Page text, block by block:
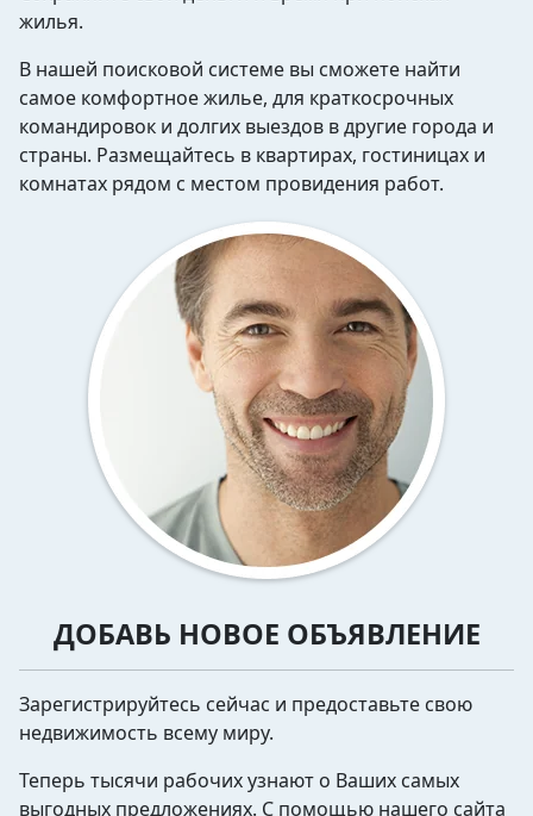
жилья.
В нашей поисковой системе вы сможете найти
самое комфортное жилье, для краткосрочных
командировок и долгих выездов в другие города и
страны. Размещайтесь в квартирах, гостиницах и
комнатах рядом с местом провидения работ.
ДОБАВЬ НОВОЕ ОБЪЯВЛЕНИЕ
Зарегистрируйтесь сейчас и предоставьте свою
недвижимость всему миру.
Теперь тысячи рабочих узнают о Ваших самых
выгодных предложениях. С помощью нашего сайта